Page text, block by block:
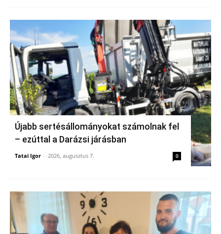
Újabb sertésállományokat számolnak fel
– ezúttal a Darázsi járásban
Tatai Igor - 2026, augusztus 7. 0